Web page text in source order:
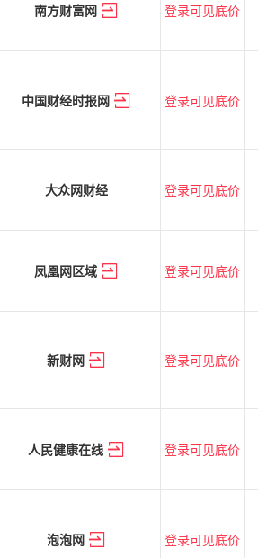
南方财富网 登录可见底价
中国财经时报网 登录可见底价
大众网财经 登录可见底价
凤凰网区域 登录可见底价
新财网 登录可见底价
人民健康在线 登录可见底价
泡泡网 登录可见底价